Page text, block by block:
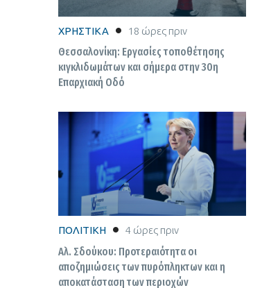
ΧΡΗΣΤΙΚΑ 18 ώρες πριν
Θεσσαλονίκη: Εργασίες τοποθέτησης
κιγκλιδωμάτων και σήμερα στην 30η
Επαρχιακή Οδό
ΠΟΛΙΤΙΚΗ 4 ώρες πριν
Αλ. Σδούκου: Προτεραιότητα οι
αποζημιώσεις των πυρόπληκτων και η
αποκατάσταση των περιοχών